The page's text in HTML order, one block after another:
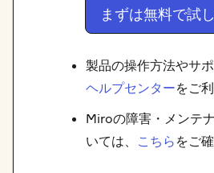
まずは無料で試
製品の操作方法やサポ
ヘルプセンターをご
Miroの障害・メンテ
いては、 こちら をご